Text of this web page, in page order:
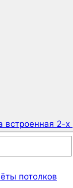
встроенная 2-
потолков